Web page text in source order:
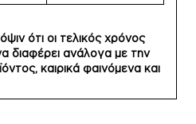
ότι οι τελικός χρόνος
διαφέρει ανάλογα με την
καιρικά φαινόμενα και